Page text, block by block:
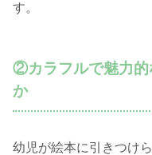
す。
②カラフルで魅力的
か
幼児が絵本に引きつけ